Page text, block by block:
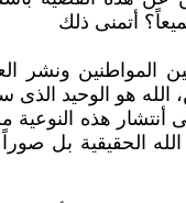
أتمنى ذلك
ونشر
هو الوحيد
هذه
الحقيقية بل